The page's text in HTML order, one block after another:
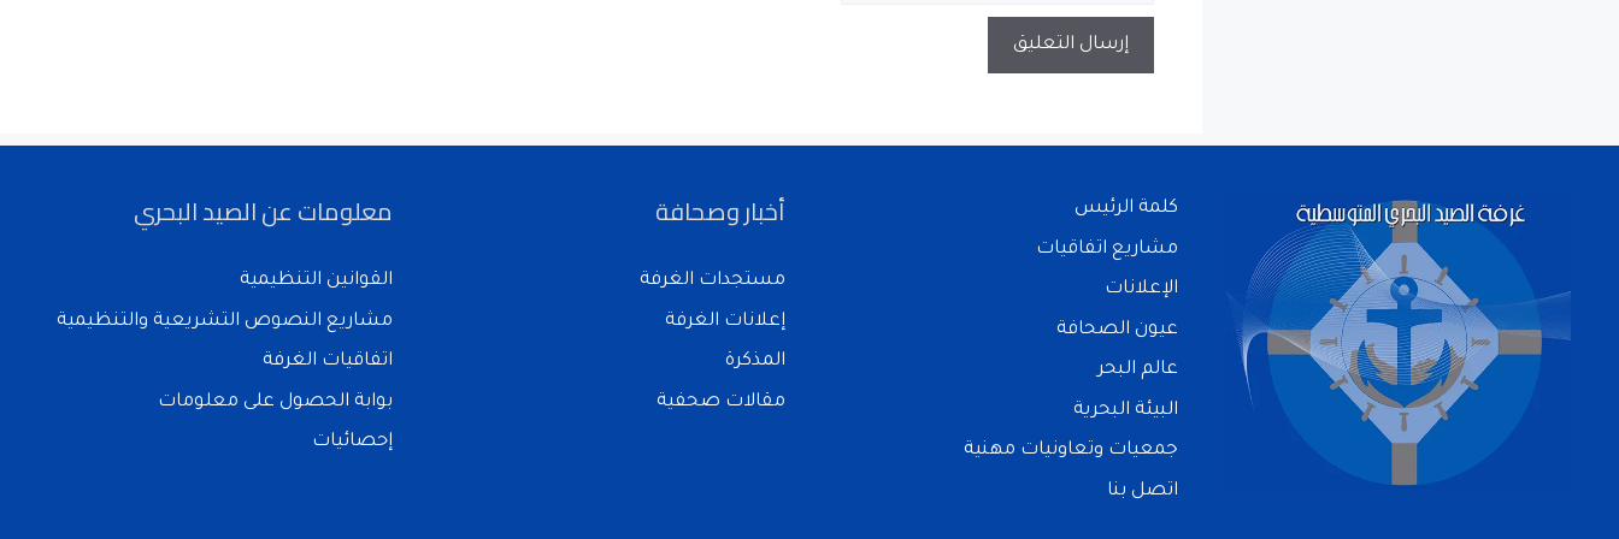
كلمة الرئيس
مشاريع اتفاقيات
الإعلانات
عيون الصحافة
عالم البحر
البيئة البحرية
جمعيات وتعاونيات مهنية
اتصل بنا
أخبار وصحافة
مستجدات الغرفة
إعلانات الغرفة
المذكرة
مقالات صحفية
معلومات عن الصيد البحري
القوانين التنظيمية
مشاريع النصوص التشريعية والتنظيمية
اتفاقيات الغرفة
بوابة الحصول على معلومات
إحصائيات